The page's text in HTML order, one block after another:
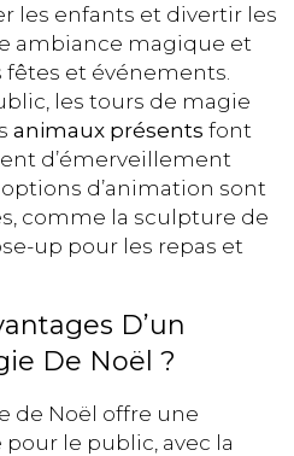
les enfants et divertir les
ambiance magique et
et événements.
les tours de magie
animaux présents font
d’émerveillement
d’animation sont
comme la sculpture de
up pour les repas et
D’un
De Noël ?
de Noël offre une
le public, avec la